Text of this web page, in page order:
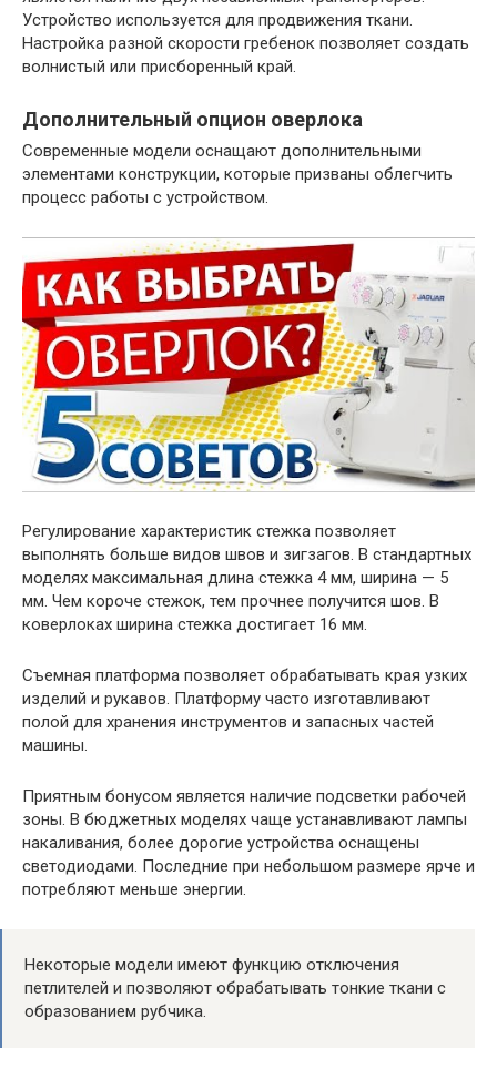
Устройство используется для продвижения ткани.
Настройка разной скорости гребенок позволяет создать
волнистый или присборенный край.
Дополнительный опцион оверлока
Современные модели оснащают дополнительными
элементами конструкции, которые призваны облегчить
процесс работы с устройством.
Регулирование характеристик стежка позволяет
выполнять больше видов швов и зигзагов. В стандартных
моделях максимальная длина стежка 4 мм, ширина — 5
мм. Чем короче стежок, тем прочнее получится шов. В
коверлоках ширина стежка достигает 16 мм.
Съемная платформа позволяет обрабатывать края узких
изделий и рукавов. Платформу часто изготавливают
полой для хранения инструментов и запасных частей
машины.
Приятным бонусом является наличие подсветки рабочей
зоны. В бюджетных моделях чаще устанавливают лампы
накаливания, более дорогие устройства оснащены
светодиодами. Последние при небольшом размере ярче и
потребляют меньше энергии.
Некоторые модели имеют функцию отключения
петлителей и позволяют обрабатывать тонкие ткани с
образованием рубчика.